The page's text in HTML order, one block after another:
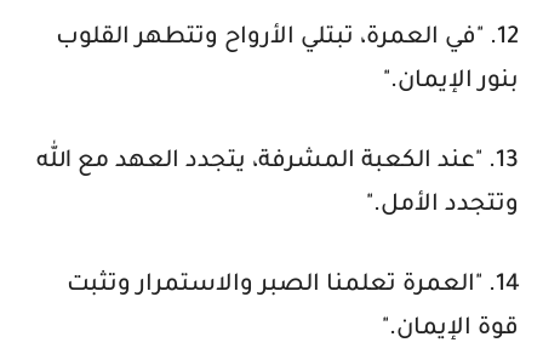
12. "في العمرة، تبتلي الأرواح وتتطهر القلوب
بنور الإيمان."
13. "عند الكعبة المشرفة، يتجدد العهد مع الله
وتتجدد الأمل."
14. "العمرة تعلمنا الصبر والاستمرار وتثبت
قوة الإيمان."